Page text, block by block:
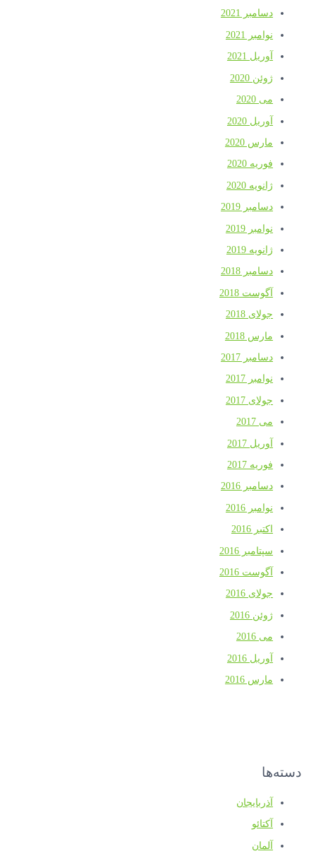
دسامبر 2021
نوامبر 2021
آوریل 2021
ژوئن 2020
می 2020
آوریل 2020
مارس 2020
فوریه 2020
ژانویه 2020
دسامبر 2019
نوامبر 2019
ژانویه 2019
دسامبر 2018
آگوست 2018
جولای 2018
مارس 2018
دسامبر 2017
نوامبر 2017
جولای 2017
می 2017
آوریل 2017
فوریه 2017
دسامبر 2016
نوامبر 2016
اکتبر 2016
سپتامبر 2016
آگوست 2016
جولای 2016
ژوئن 2016
می 2016
آوریل 2016
مارس 2016
دسته‌ها
آذربایجان
آکتائو
آلمان